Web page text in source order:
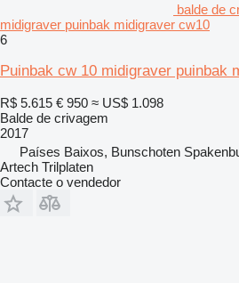
balde de
midigraver puinbak midigraver cw10
6
Puinbak cw 10 midigraver puinbak
R$ 5.615 € 950 ≈ US$ 1.098
Balde de crivagem
2017
Países Baixos, Bunschoten
Artech Trilplaten
Contacte o vendedor